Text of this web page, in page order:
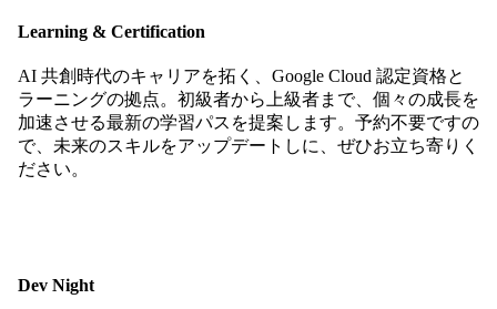
Learning & Certification
AI 共創時代のキャリアを拓く、Google Cloud 認定資格と
ラーニングの拠点。初級者から上級者まで、個々の成長を
加速させる最新の学習パスを提案します。予約不要ですの
で、未来のスキルをアップデートしに、ぜひお立ち寄りく
ださい。
Dev Night